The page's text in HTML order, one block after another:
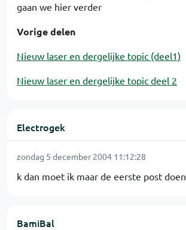
gaan we hier verder
Vorige delen
Nieuw laser en dergelijke topic (deel1)
Nieuw laser en dergelijke topic deel 2
Electrogek
zondag 5 december 2004 11:12:28
k dan moet ik maar de eerste post doen
BamiBal